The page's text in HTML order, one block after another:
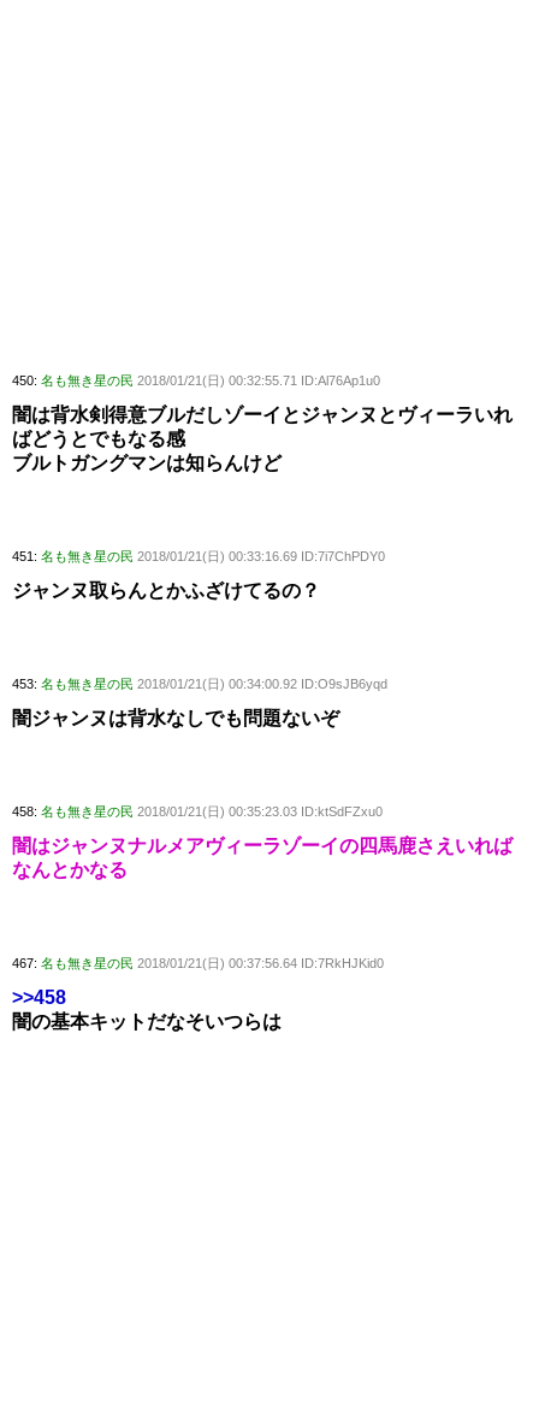
450: 名も無き星の民 2018/01/21(日) 00:32:55.71 ID:Al76Ap1u0
闇は背水剣得意ブルだしゾーイとジャンヌとヴィーラいれ
ばどうとでもなる感
ブルトガングマンは知らんけど
451: 名も無き星の民 2018/01/21(日) 00:33:16.69 ID:7i7ChPDY0
ジャンヌ取らんとかふざけてるの？
453: 名も無き星の民 2018/01/21(日) 00:34:00.92 ID:O9sJB6yqd
闇ジャンヌは背水なしでも問題ないぞ
458: 名も無き星の民 2018/01/21(日) 00:35:23.03 ID:ktSdFZxu0
闇はジャンヌナルメアヴィーラゾーイの四馬鹿さえいれば
なんとかなる
467: 名も無き星の民 2018/01/21(日) 00:37:56.64 ID:7RkHJKid0
>>458
闇の基本キットだなそいつらは